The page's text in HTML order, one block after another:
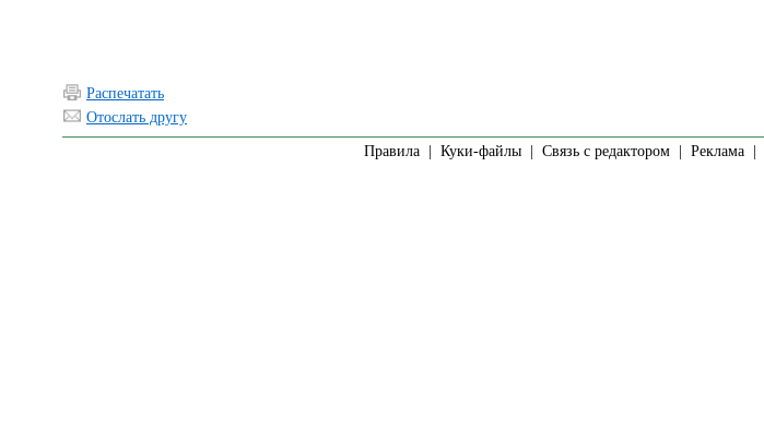
Распечатать
Отослать другу
Правила| Куки-файлы| Связь с редактором| Реклама|